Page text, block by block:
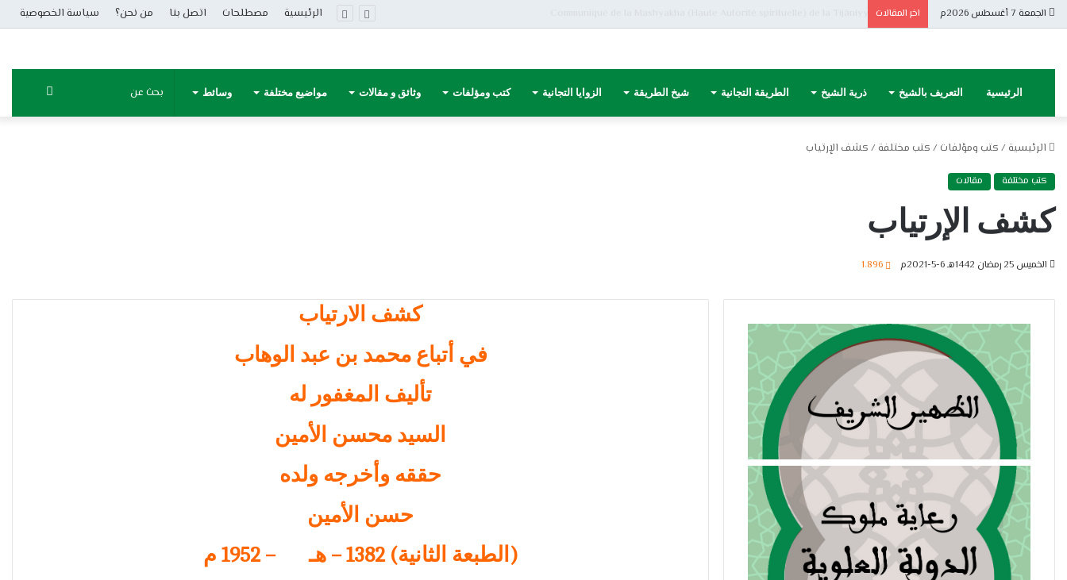
الجمعة 7 أغسطس 2026م اخر المقالات الرئيسية مصطلحات اتصل بنا من نحن؟ سياسة الخصوصية
الرئيسية التعريف بالشيخ ذرية الشيخ الطريقة التجانية شيخ الطريقة الزوايا التجانية كتب ومؤلفات وثائق و مقالات مواضيع مختلفة وسائط
الرئيسية / كتب ومؤلفات / كتب مختلفة / كشف الإرتياب
كتب مختلفة مقالات
كشف الإرتياب
الخميس 25 رمضان 1442هـ 6-5-2021م 1٬896
كشف الارتياب
في أتباع محمد بن عبد الوهاب
تأليف المغفور له
السيد محسن الأمين
حققه وأخرجه ولده
حسن الأمين
(الطبعة الثانية) 1382 – هـ ‍ – 1952 م